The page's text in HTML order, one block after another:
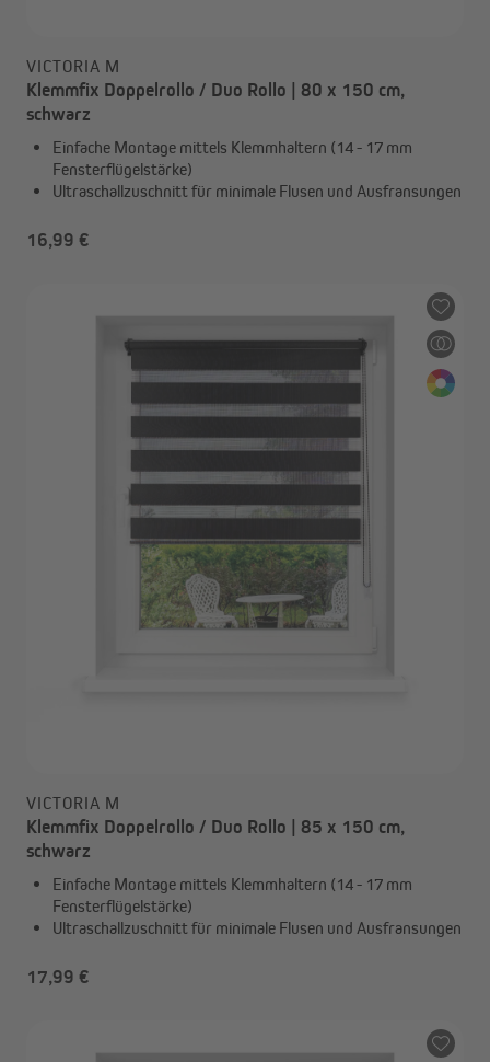
VICTORIA M
Klemmfix Doppelrollo / Duo Rollo | 80 x 150 cm,
schwarz
Einfache Montage mittels Klemmhaltern (14 - 17 mm
Fensterflügelstärke)
Ultraschallzuschnitt für minimale Flusen und Ausfransungen
16,99 €
VICTORIA M
Klemmfix Doppelrollo / Duo Rollo | 85 x 150 cm,
schwarz
Einfache Montage mittels Klemmhaltern (14 - 17 mm
Fensterflügelstärke)
Ultraschallzuschnitt für minimale Flusen und Ausfransungen
17,99 €